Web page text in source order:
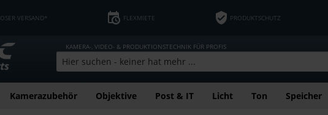
VERSAND* FLEXMIETE PRODUKTSCHUTZ
KAMERA-, VIDEO- & PRODUKTIONSTECHNIK FÜR PROFIS
Kamerazubehör Objektive Post & IT Licht Ton Speicher